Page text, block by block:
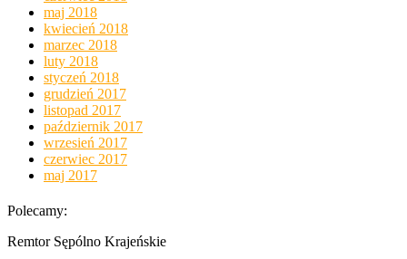
maj 2018
kwiecień 2018
marzec 2018
luty 2018
styczeń 2018
grudzień 2017
listopad 2017
październik 2017
wrzesień 2017
czerwiec 2017
maj 2017
Polecamy:
Remtor Sępólno Krajeńskie